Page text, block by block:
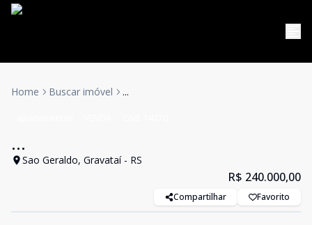
Home Buscar imóvel ...
...
Sao Geraldo, Gravataí - RS
R$ 240.000,00
Compartilhar Favorito